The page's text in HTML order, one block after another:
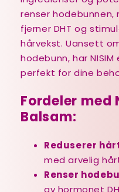
renser hodebunnen,
fjerner DHT og
hårvekst. Uansett
hodebunn, har
perfekt for dine
Fordeler med
Balsam:
Reduserer
med arvelig
Renser